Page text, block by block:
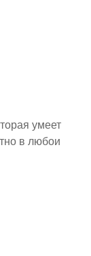
умеет
в любои